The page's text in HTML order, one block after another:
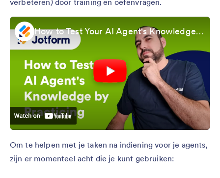
How to Test Your AI Agent's Knowledge Through Practice
Om te helpen met je taken na indiening voor je agents,
zijn er momenteel acht die je kunt gebruiken: